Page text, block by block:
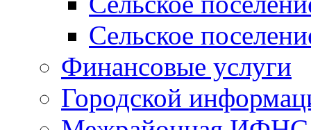
Сельское
Финансовые услуги
Городской